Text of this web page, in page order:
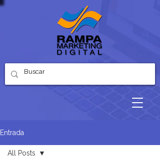
Entrada
All Posts